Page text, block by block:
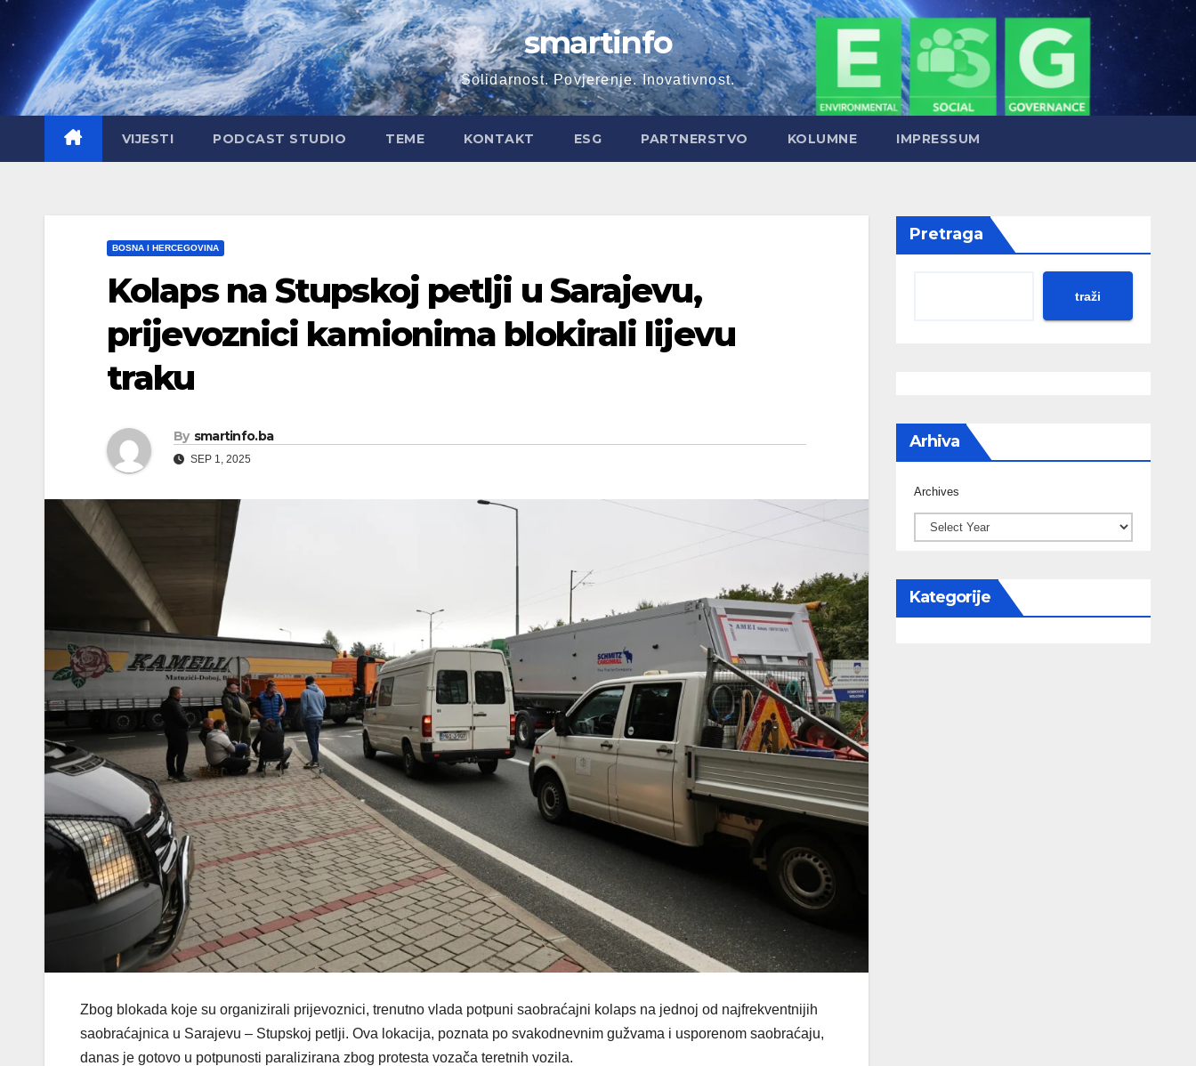
content
smartinfo
Solidarnost. Povjerenje. Inovativnost.
VIJESTI PODCAST STUDIO TEME KONTAKT ESG PARTNERSTVO KOLUMNE IMPRESSUM
BOSNA I HERCEGOVINA
Kolaps na Stupskoj petlji u Sarajevu,
prijevoznici kamionima blokirali lijevu
traku
By smartinfo.ba
SEP 1, 2025
Zbog blokada koje su organizirali prijevoznici, trenutno vlada potpuni saobraćajni kolaps na jednoj od najfrekventnijih
saobraćajnica u Sarajevu – Stupskoj petlji. Ova lokacija, poznata po svakodnevnim gužvama i usporenom saobraćaju,
danas je gotovo u potpunosti paralizirana zbog protesta vozača teretnih vozila.
Pretraga
traži
Arhiva
Archives
Kategorije